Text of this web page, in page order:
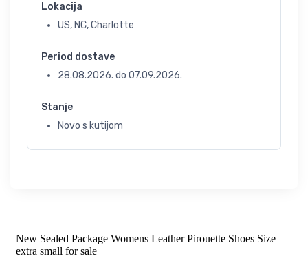
Lokacija
US, NC, Charlotte
Period dostave
28.08.2026. do 07.09.2026.
Stanje
Novo s kutijom